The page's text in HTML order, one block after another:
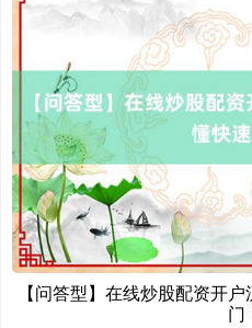
【问答型】在线炒股配资开
门